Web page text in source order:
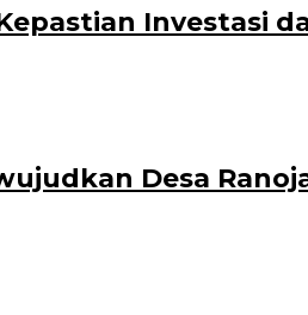
Investasi
Desa